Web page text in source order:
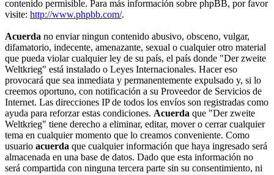
contenido permisible. Para más información sobre phpBB, por favor
visite: http://www.phpbb.com/.
Acuerda no enviar ningun contenido abusivo, obsceno, vulgar,
difamatorio, indecente, amenazante, sexual o cualquier otro material
que pueda violar cualquier ley de su país, el país donde "Der zweite
Weltkrieg" está instalado o Leyes Internacionales. Hacer eso
provocará que sea inmediata y permanentemente expulsado y, si lo
creemos oportuno, con notificación a su Proveedor de Servicios de
Internet. Las direcciones IP de todos los envíos son registradas como
ayuda para reforzar estas condiciones. Acuerda que "Der zweite
Weltkrieg" tiene derecho a eliminar, editar, mover o cerrar cualquier
tema en cualquier momento que lo creamos conveniente. Como
usuario acuerda que cualquier información que haya ingresado será
almacenada en una base de datos. Dado que esta información no
será compartida con ninguna tercera parte sin su consentimiento, ni